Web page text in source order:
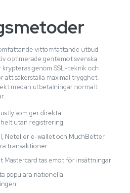
vittomfattande utbud
optimerade gentemot svenska
genom SSL-teknik och
att säkerställa maximal trygghet.
medan utbetalningar normalt
som ger direkta
utan registrering
Neteller e-wallet och MuchBetter
transaktioner
Mastercard tas emot för insättningar
populära nationella